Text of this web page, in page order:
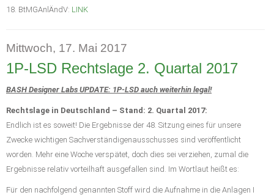
18. BtMGAnlÄndV: LINK
Mittwoch, 17. Mai 2017
1P-LSD Rechtslage 2. Quartal 2017
BASH Designer Labs UPDATE: 1P-LSD auch weiterhin legal!
Rechtslage in Deutschland – Stand: 2. Quartal 2017:
Endlich ist es soweit! Die Ergebnisse der 48. Sitzung eines für unsere
Zwecke wichtigen Sachverständigenausschusses sind veröffentlicht
worden. Mehr eine Woche verspätet, doch dies sei verziehen, zumal die
Ergebnisse relativ vorteilhaft ausgefallen sind. Im Wortlaut heißt es:
Für den nachfolgend genannten Stoff wird die Aufnahme in die Anlagen I